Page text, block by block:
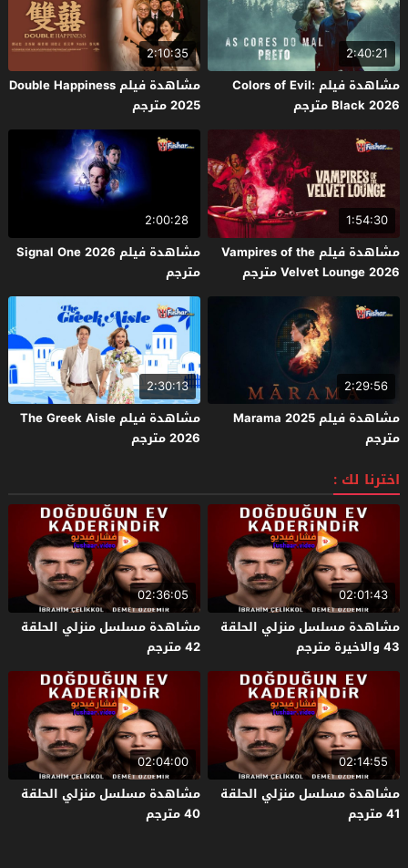
2:40:21
مشاهدة فيلم Colors of Evil:
Black 2026 مترجم
2:10:35
مشاهدة فيلم Double Happiness
2025 مترجم
1:54:30
مشاهدة فيلم Vampires of the
Velvet Lounge 2026 مترجم
2:00:28
مشاهدة فيلم Signal One 2026
مترجم
2:29:56
مشاهدة فيلم Marama 2025
مترجم
2:30:13
مشاهدة فيلم The Greek Aisle
2026 مترجم
اخترنا لك :
02:01:43
مشاهدة مسلسل منزلي الحلقة
43 والاخيرة مترجم
02:36:05
مشاهدة مسلسل منزلي الحلقة
42 مترجم
02:14:55
مشاهدة مسلسل منزلي الحلقة
41 مترجم
02:04:00
مشاهدة مسلسل منزلي الحلقة
40 مترجم